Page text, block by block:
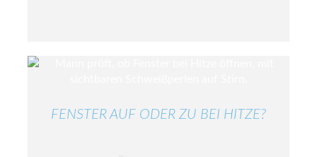
FENSTER AUF ODER ZU BEI HITZE?